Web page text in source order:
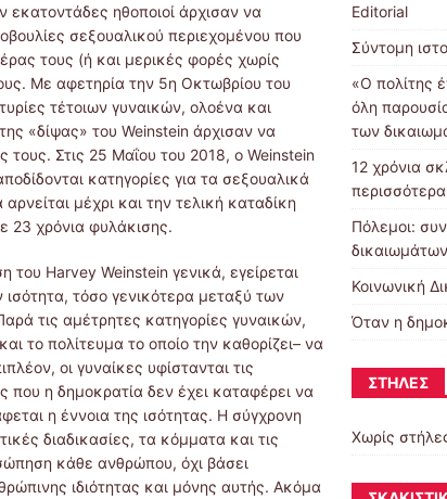
εκατοντάδες ηθοποιοί άρχισαν να
σεξουαλικού περιεχομένου που
τους (ή και μερικές φορές χωρίς
Με αφετηρία την 5η Οκτωβρίου του
τέτοιων γυναικών, ολοένα και
«δίψας» του Weinstein άρχισαν να
τους. Στις 25 Μαΐου του 2018, ο Weinstein
κατηγορίες για τα σεξουαλικά
μέχρι και την τελική καταδίκη
23 χρόνια φυλάκισης.
Harvey Weinstein γενικά, εγείρεται
τόσο γενικότερα μεταξύ των
τις αμέτρητες κατηγορίες γυναικών,
το πολίτευμα το οποίο την καθορίζει– να
οι γυναίκες υφίστανται τις
που η δημοκρατία δεν έχει καταφέρει να
η έννοια της ισότητας. Η σύγχρονη
διαδικασίες, τα κόμματα και τις
κάθε ανθρώπου, όχι βάσει
ιδιότητας και μόνης αυτής. Ακόμα
Editorial
Σύντομη
«Ο πολίτης
όλη
των
12 χρόνια
Πόλεμοι:
δικαιωμάτων
Κοινωνική
Όταν η
ΣΤΉΛΕΣ
Χωρίς